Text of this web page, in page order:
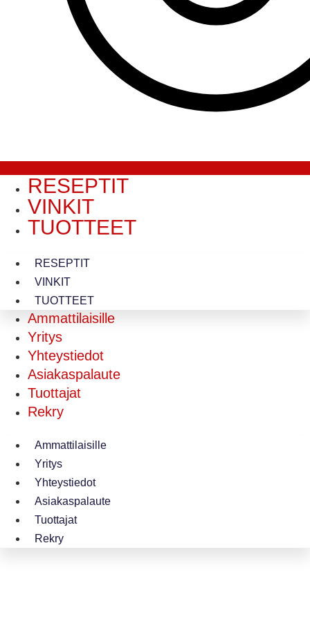
RESEPTIT
VINKIT
TUOTTEET
RESEPTIT
VINKIT
TUOTTEET
Ammattilaisille
Yritys
Yhteystiedot
Asiakaspalaute
Tuottajat
Rekry
Ammattilaisille
Yritys
Yhteystiedot
Asiakaspalaute
Tuottajat
Rekry